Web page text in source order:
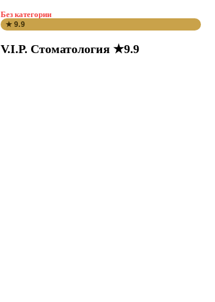
Без категории
★ 9.9
V.I.P. Стоматология ★9.9